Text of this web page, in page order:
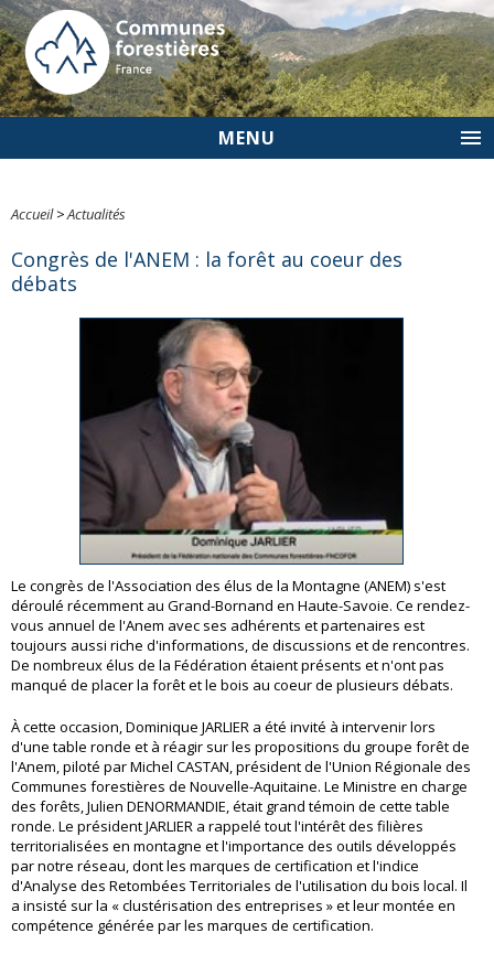
MENU
Accueil>Actualités
Congrès de l'ANEM : la forêt au coeur des
débats
Le congrès de l'Association des élus de la Montagne (ANEM) s'est
déroulé récemment au Grand-Bornand en Haute-Savoie. Ce rendez-
vous annuel de l'Anem avec ses adhérents et partenaires est
toujours aussi riche d'informations, de discussions et de rencontres.
De nombreux élus de la Fédération étaient présents et n'ont pas
manqué de placer la forêt et le bois au coeur de plusieurs débats.
À cette occasion, Dominique JARLIER a été invité à intervenir lors
d'une table ronde et à réagir sur les propositions du groupe forêt de
l'Anem, piloté par Michel CASTAN, président de l'Union Régionale des
Communes forestières de Nouvelle-Aquitaine. Le Ministre en charge
des forêts, Julien DENORMANDIE, était grand témoin de cette table
ronde. Le président JARLIER a rappelé tout l'intérêt des filières
territorialisées en montagne et l'importance des outils développés
par notre réseau, dont les marques de certification et l'indice
d'Analyse des Retombées Territoriales de l'utilisation du bois local. Il
a insisté sur la « clustérisation des entreprises » et leur montée en
compétence générée par les marques de certification.